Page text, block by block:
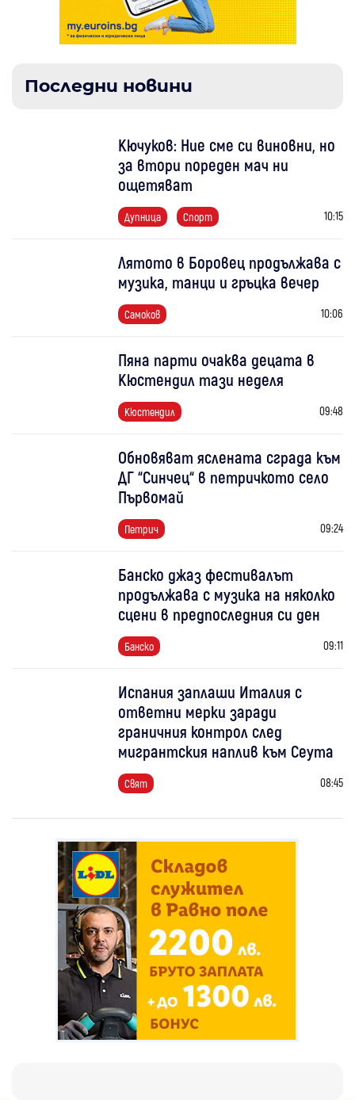
Последни новини
Кючуков: Ние сме си виновни, но
за втори пореден мач ни
ощетяват
Дупница Спорт 10:15
Лятото в Боровец продължава с
музика, танци и гръцка вечер
Самоков 10:06
Пяна парти очаква децата в
Кюстендил тази неделя
Кюстендил 09:48
Обновяват яслената сграда към
ДГ “Синчец“ в петричкото село
Първомай
Петрич 09:24
Банско джаз фестивалът
продължава с музика на няколко
сцени в предпоследния си ден
Банско 09:11
Испания заплаши Италия с
ответни мерки заради
граничния контрол след
мигрантския наплив към Сеута
Свят 08:45